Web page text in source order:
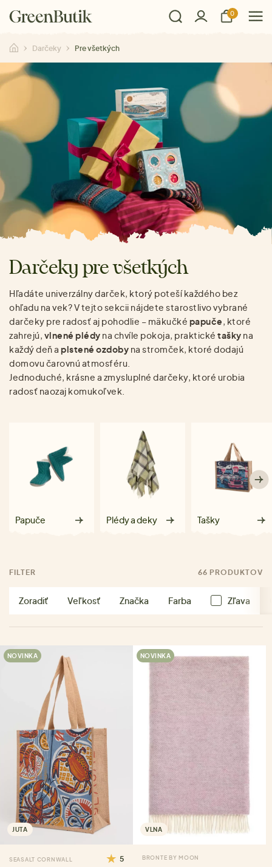
0
Darčeky Pre všetkých
Darčeky pre všetkých
Hľadáte univerzálny darček, ktorý poteší každého bez
ohľadu na vek? V tejto sekcii nájdete starostlivo vybrané
darčeky pre radosť aj pohodlie – mäkučké papuče, ktoré
zahrejú, vlnené plédy na chvíle pokoja, praktické tašky na
každý deň a plstené ozdoby na stromček, ktoré dodajú
domovu čarovnú atmosféru.
Jednoduché, krásne a zmysluplné darčeky, ktoré urobia
radosť naozaj komukoľvek.
Papuče Plédy a deky Tašky
FILTER 66 PRODUKTOV
Zoradiť Veľkosť Značka Farba Zľava
NOVINKA
JUTA
SEASALT CORNWALL 5
NOVINKA
VLNA
BRONTE BY MOON